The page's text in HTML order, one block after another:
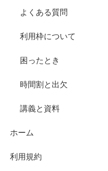
よくある質問
利用枠について
困ったとき
時間割と出欠
講義と資料
ホーム
利用規約